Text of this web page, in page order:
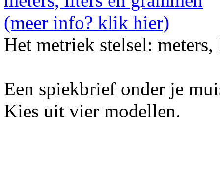
Het metriek stelsel:
Een spiekbrief onder je
Kies uit vier modellen.